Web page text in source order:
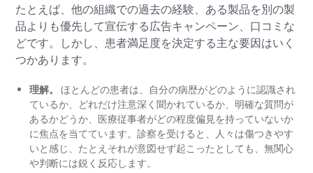
たとえば、他の組織での過去の経験、ある製品を別の製
品よりも優先して宣伝する広告キャンペーン、口コミな
どです。しかし、患者満足度を決定する主な要因はいく
つかあります。
理解。ほとんどの患者は、自分の病歴がどのように認識され
ているか、どれだけ注意深く聞かれているか、明確な質問が
あるかどうか、医療従事者がどの程度偏見を持っていないか
に焦点を当てています。診察を受けると、人々は傷つきやす
いと感じ、たとえそれが意図せず起こったとしても、無関心
や判断には鋭く反応します。